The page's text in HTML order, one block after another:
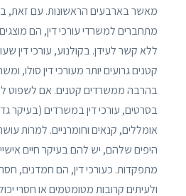
מאשר בארבעים הראשונות. עם זאת,
מתחברים למשרדי עורכי דין, הם
ללא קשר לעידן. בקולנוע, עורכי דין
קטנים גרועים יותר מעורכי דין סולו,
בהרבה ממשרדים קטנים. אם לשפוט
בסרטים, עורכי דין במשרדים (בעיקר
אומללים, קנאים וחומרניים. למרות
היפים שלהם, יש להם בעיקר חיים
מתפקדות. כעורכי דין, הם חמדנים,
ולעיתים קרובות מטומטמים או חסרי